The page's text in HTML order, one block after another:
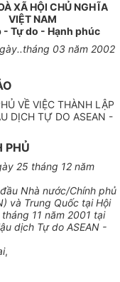
XÃ HỘI CHỦ NGHĨA
VIỆT NAM
- Tự do - Hạnh phúc
03 năm 2002
VỀ VIỆC THÀNH LẬP
DỊCH TỰ DO ASEAN -
PHỦ
25 tháng 12 năm
Nhà nước/Chính phủ
và Trung Quốc tại Hội
11 năm 2001 tại
dịch Tự do ASEAN -
,